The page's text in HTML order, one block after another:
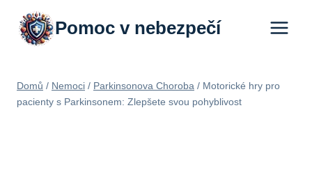
Přeskočit
obsah
Pomoc v nebezpečí
Domů / Nemoci / Parkinsonova Choroba / Motorické hry pro
pacienty s Parkinsonem: Zlepšete svou pohyblivost